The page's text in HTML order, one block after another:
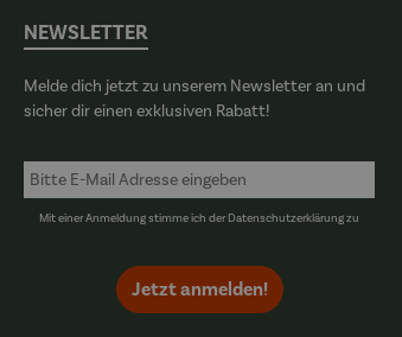
NEWSLETTER
Melde dich jetzt zu unserem Newsletter an und
sicher dir einen exklusiven Rabatt!
Mit einer Anmeldung stimme ich derDatenschutzerklärungzu
Jetzt anmelden!